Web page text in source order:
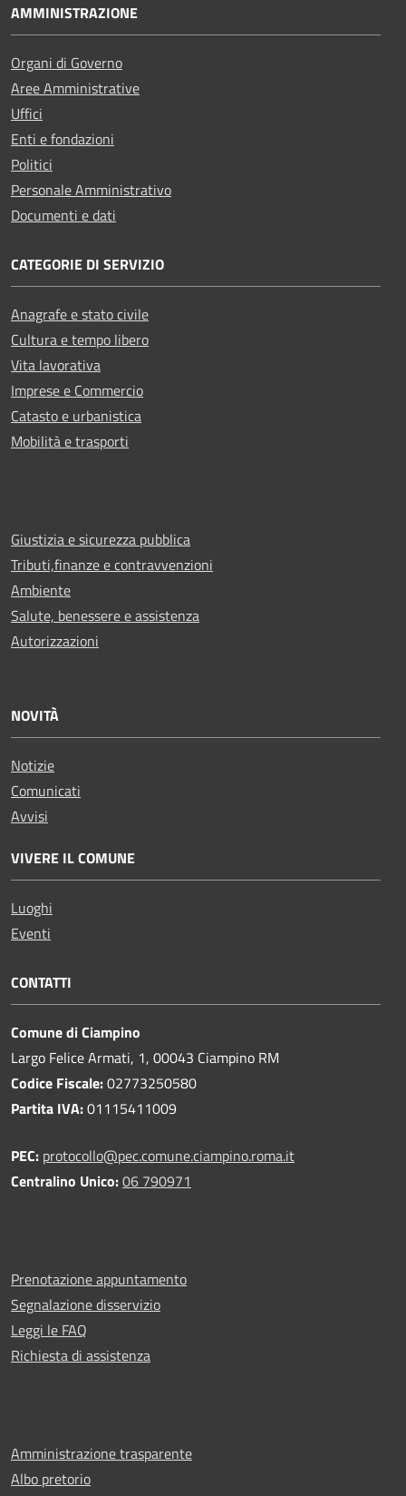
AMMINISTRAZIONE
Organi di Governo
Aree Amministrative
Uffici
Enti e fondazioni
Politici
Personale Amministrativo
Documenti e dati
CATEGORIE DI SERVIZIO
Anagrafe e stato civile
Cultura e tempo libero
Vita lavorativa
Imprese e Commercio
Catasto e urbanistica
Mobilità e trasporti
Giustizia e sicurezza pubblica
Tributi,finanze e contravvenzioni
Ambiente
Salute, benessere e assistenza
Autorizzazioni
NOVITÀ
Notizie
Comunicati
Avvisi
VIVERE IL COMUNE
Luoghi
Eventi
CONTATTI
Comune di Ciampino
Largo Felice Armati, 1, 00043 Ciampino RM
Codice Fiscale:02773250580
Partita IVA:01115411009
PEC: protocollo@pec.comune.ciampino.roma.it
Centralino Unico:06 790971
Prenotazione appuntamento
Segnalazione disservizio
Leggi le FAQ
Richiesta di assistenza
Amministrazione trasparente
Albo pretorio